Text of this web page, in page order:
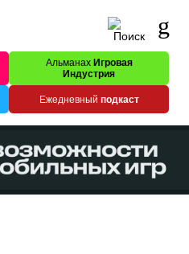
Альманах Игровая
Индустрия
Ежедневный подкаст